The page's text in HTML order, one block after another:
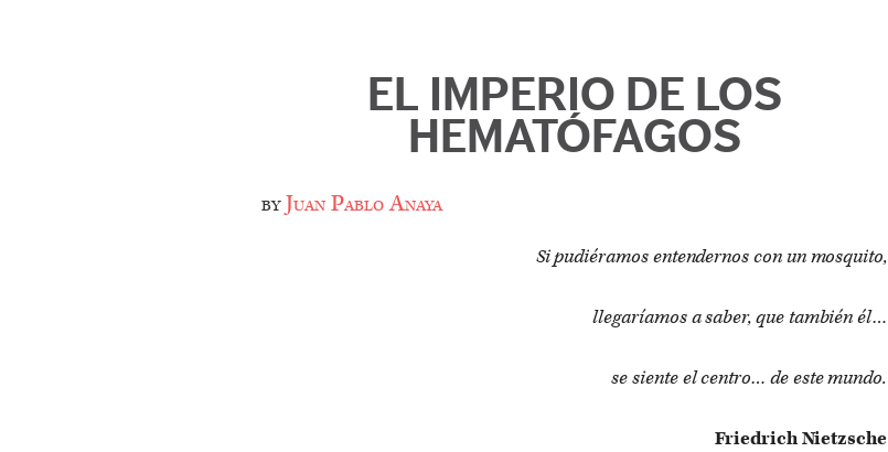
EL IMPERIO DE LOS
HEMATÓFAGOS
byJuan Pablo Anaya
Si pudiéramos entendernos con un mosquito,
llegaríamos a saber, que también él…
se siente el centro… de este mundo.
Friedrich Nietzsche